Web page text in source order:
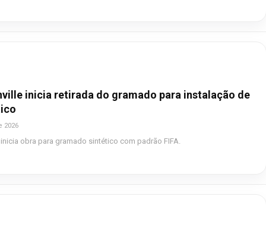
inicia retirada do gramado para instalação de
2026
obra para gramado sintético com padrão FIFA.